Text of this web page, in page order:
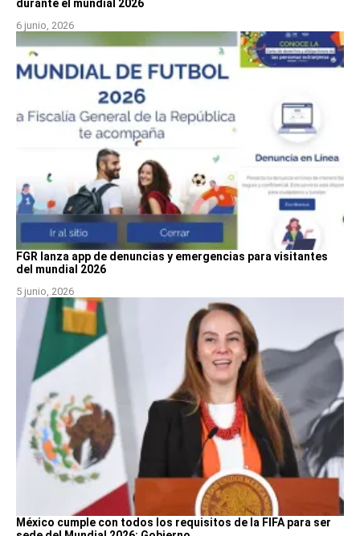
durante el mundial 2026
6 junio, 2026
FGR lanza app de denuncias y emergencias para visitantes
del mundial 2026
5 junio, 2026
México cumple con todos los requisitos de la FIFA para ser